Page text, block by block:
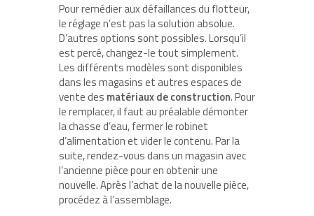
Pour remédier aux défaillances du flotteur,
le réglage n’est pas la solution absolue.
D’autres options sont possibles. Lorsqu’il
est percé, changez-le tout simplement.
Les différents modèles sont disponibles
dans les magasins et autres espaces de
vente des matériaux de construction. Pour
le remplacer, il faut au préalable démonter
la chasse d’eau, fermer le robinet
d’alimentation et vider le contenu. Par la
suite, rendez-vous dans un magasin avec
l’ancienne pièce pour en obtenir une
nouvelle. Après l’achat de la nouvelle pièce,
procédez à l’assemblage.